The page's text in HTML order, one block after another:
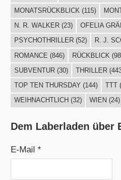
MONATSRÜCKBLICK(115)
N. R. WALKER(23) OFELIA
PSYCHOTHRILLER(52) R. J.
ROMANCE (846) RÜCKBLICK
SUBVENTUR(30) THRILLER
TOP TEN THURSDAY (144) TTT
WEIHNACHTLICH (32) WIEN (24)
Dem Laberladen über
E-Mail *